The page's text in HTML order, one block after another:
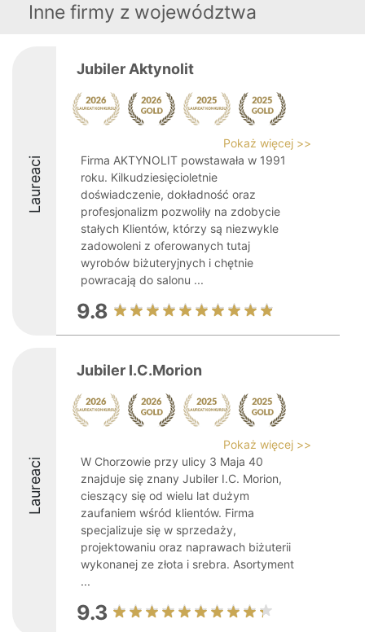
Inne firmy z województwa
Laureaci
Jubiler Aktynolit
Pokaż więcej >>
Firma AKTYNOLIT powstawała w 1991
roku. Kilkudziesięcioletnie
doświadczenie, dokładność oraz
profesjonalizm pozwoliły na zdobycie
stałych Klientów, którzy są niezwykle
zadowoleni z oferowanych tutaj
wyrobów biżuteryjnych i chętnie
powracają do salonu ...
9.8
Laureaci
Jubiler I.C.Morion
Pokaż więcej >>
W Chorzowie przy ulicy 3 Maja 40
znajduje się znany Jubiler I.C. Morion,
cieszący się od wielu lat dużym
zaufaniem wśród klientów. Firma
specjalizuje się w sprzedaży,
projektowaniu oraz naprawach biżuterii
wykonanej ze złota i srebra. Asortyment
...
9.3